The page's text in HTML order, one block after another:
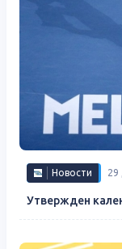
Новости 29
Утвержден